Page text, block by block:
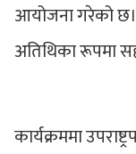
आयोजना गरेको छ।
अतिथिका रूपमा
कार्यक्रममा